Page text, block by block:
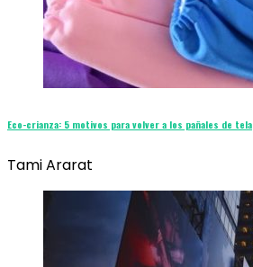
Eco-crianza: 5 motivos para volver a los pañales de tela
Tami Ararat